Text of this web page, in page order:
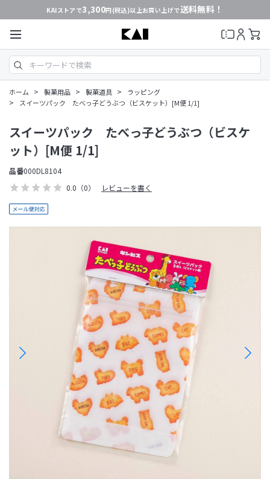
KAIストアで3,300円(税込)以上お買い上げで送料無料！
ホーム > 製菓用品 > 製菓道具 > ラッピング
> スイーツパック たべっ子どうぶつ（ビスケット）[M便 1/1]
0.0 （0） レビューを書く
スイーツパック たべっ子どうぶつ（ビスケ
ット）[M便 1/1]
品番000DL8104